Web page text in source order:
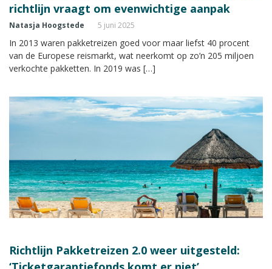
richtlijn vraagt om evenwichtige aanpak
Natasja Hoogstede 5 juni 2025
In 2013 waren pakketreizen goed voor maar liefst 40 procent
van de Europese reismarkt, wat neerkomt op zo’n 205 miljoen
verkochte pakketten. In 2019 was […]
Richtlijn Pakketreizen 2.0 weer uitgesteld: